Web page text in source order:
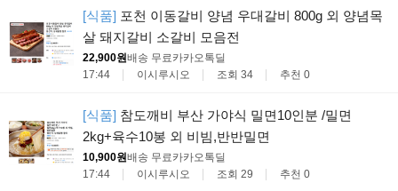
[식품] 포천 이동갈비 양념 우대갈비 800g 외 양념목
살 돼지갈비 소갈비 모음전
22,900원배송 무료카카오톡딜
17:44
이시루시오 조회 34 추천 0
[식품] 참도깨비 부산 가야식 밀면10인분 /밀면
2kg+육수10봉 외 비빔,반반밀면
10,900원배송 무료카카오톡딜
17:44
이시루시오 조회 29 추천 0